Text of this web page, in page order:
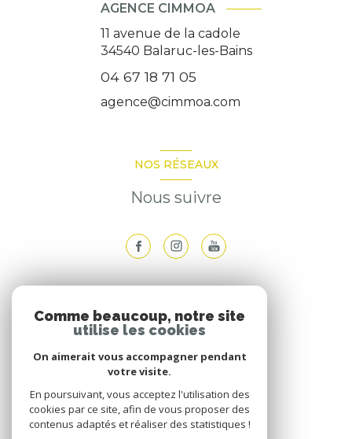
AGENCE CIMMOA
11 avenue de la cadole
34540 Balaruc-les-Bains
04 67 18 71 05
agence@cimmoa.com
NOS RÉSEAUX
Nous suivre
Nous adhérons
Comme beaucoup, notre site
utilise les cookies
On aimerait vous accompagner pendant
votre visite.
En poursuivant, vous acceptez l'utilisation des
cookies par ce site, afin de vous proposer des
contenus adaptés et réaliser des statistiques !